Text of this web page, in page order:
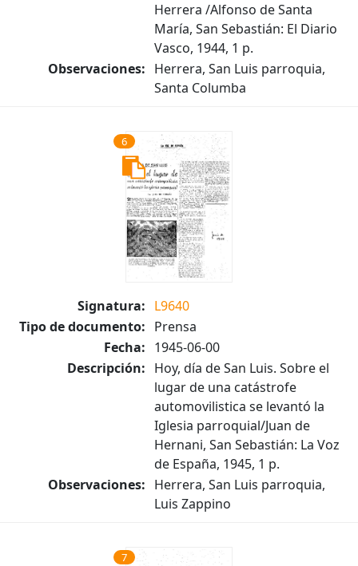
Herrera /Alfonso de Santa
María, San Sebastián: El Diario
Vasco, 1944, 1 p.
Observaciones: Herrera, San Luis parroquia,
Santa Columba
6
Signatura: L9640
Tipo de documento: Prensa
Fecha: 1945-06-00
Descripción: Hoy, día de San Luis. Sobre el
lugar de una catástrofe
automovilistica se levantó la
Iglesia parroquial/Juan de
Hernani, San Sebastián: La Voz
de España, 1945, 1 p.
Observaciones: Herrera, San Luis parroquia,
Luis Zappino
7